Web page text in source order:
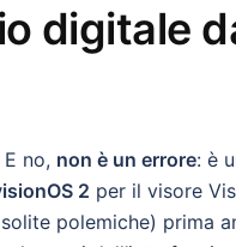
digitale
E no, non è un errore: è
2 per il visore
polemiche) prima